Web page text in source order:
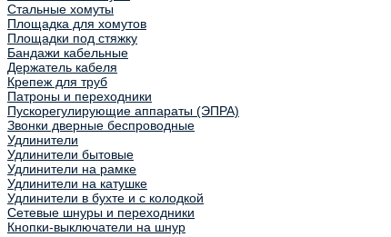
Стальные хомуты
Площадка для хомутов
Площадки под стяжку
Бандажи кабельные
Держатель кабеля
Крепеж для труб
Патроны и переходники
Пускорегулирующие аппараты (ЭПРА)
Звонки дверные беспроводные
Удлинители
Удлинители бытовые
Удлинители на рамке
Удлинители на катушке
Удлинители в бухте и с колодкой
Сетевые шнуры и переходники
Кнопки-выключатели на шнур